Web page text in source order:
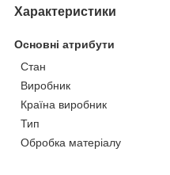
Характеристики
Основні атрибути
Стан
Виробник
Країна виробник
Тип
Обробка матеріалу